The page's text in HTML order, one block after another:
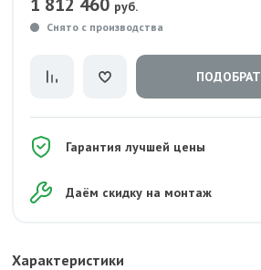
руб.
Снято с производства
Гарантия лучшей цены
Даём скидку на монтаж
Характеристики